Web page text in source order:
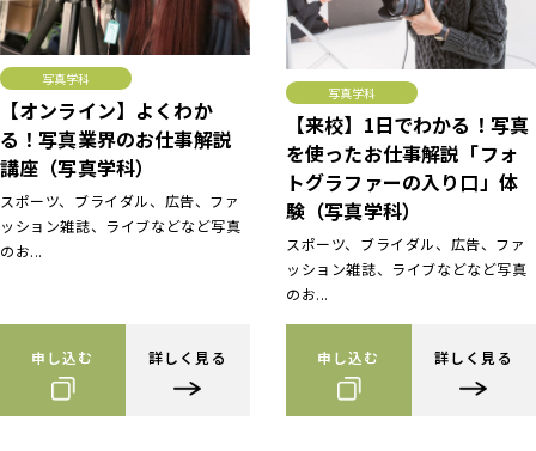
写真学科
【オンライン】よくわか
る！写真業界のお仕事解説
講座（写真学科）
スポーツ、ブライダル、広告、ファ
ッション雑誌、ライブなどなど写真
のお...
申し込む 詳しく見る
写真学科
【来校】1日でわかる！写真
を使ったお仕事解説「フォ
トグラファーの入り口」体
験（写真学科）
スポーツ、ブライダル、広告、ファ
ッション雑誌、ライブなどなど写真
のお...
申し込む 詳しく見る